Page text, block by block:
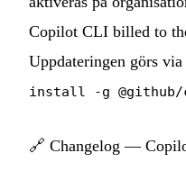
Copilot CLI billed to
Uppdateringen görs via
install -g
🔗 Changelog —